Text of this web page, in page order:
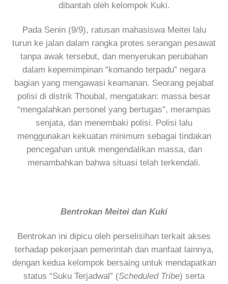
dibantah oleh kelompok Kuki.
Pada Senin (9/9), ratusan mahasiswa Meitei lalu
turun ke jalan dalam rangka protes serangan pesawat
tanpa awak tersebut, dan menyerukan perubahan
dalam kepemimpinan “komando terpadu” negara
bagian yang mengawasi keamanan. Seorang pejabat
polisi di distrik Thoubal, mengatakan: massa besar
“mengalahkan personel yang bertugas”, merampas
senjata, dan menembaki polisi. Polisi lalu
menggunakan kekuatan minimum sebagai tindakan
pencegahan untuk mengendalikan massa, dan
menambahkan bahwa situasi telah terkendali.
Bentrokan Meitei dan Kuki
Bentrokan ini dipicu oleh perselisihan terkait akses
terhadap pekerjaan pemerintah dan manfaat lainnya,
dengan kedua kelompok bersaing untuk mendapatkan
status “Suku Terjadwal” (Scheduled Tribe) serta